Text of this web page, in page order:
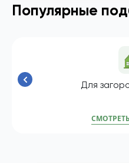
Популярные
Для